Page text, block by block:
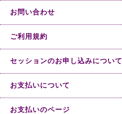
お問い合わせ
ご利用規約
セッションのお申し込みについて
お支払いについて
お支払いのページ